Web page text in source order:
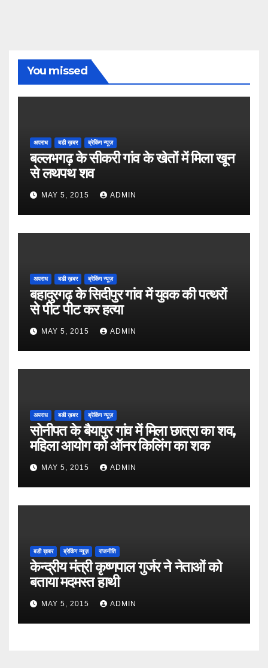
You missed
अपराध बडी ख़बर ब्रेकिंग न्यूज़
बल्लभगढ़ के सीकरी गांव के खेतों में मिला खून
से लथपथ शव
MAY 5, 2015 ADMIN
अपराध बडी ख़बर ब्रेकिंग न्यूज़
बहादुरगढ़ के सिदीपुर गांव में युवक की पत्थरों
से पीट पीट कर हत्या
MAY 5, 2015 ADMIN
अपराध बडी ख़बर ब्रेकिंग न्यूज़
सोनीपत के बैयापुर गांव में मिला छात्रा का शव,
महिला आयोग को ऑनर किलिंग का शक
MAY 5, 2015 ADMIN
बडी ख़बर ब्रेकिंग न्यूज़ राजनीति
केन्द्रीय मंत्री कृष्णपाल गुर्जर ने नेताओं को
बताया मदमस्त हाथी
MAY 5, 2015 ADMIN